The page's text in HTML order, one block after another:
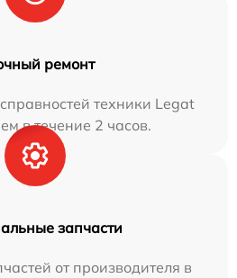
ремонт
техники Legat
в течение 2 часов.
запчасти
от производителя в